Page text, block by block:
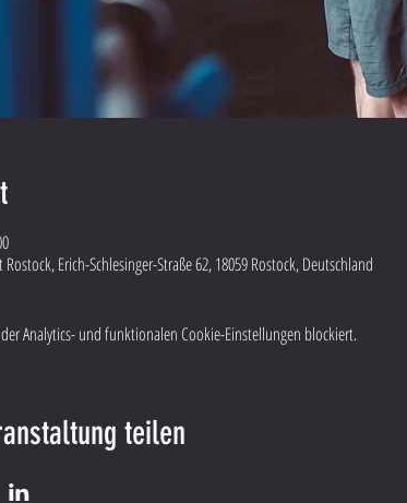
Erich-Schlesinger-Straße 62, 18059 Rostock, Deutschland
Analytics- und funktionalen Cookie-Einstellungen blockiert.
teilen